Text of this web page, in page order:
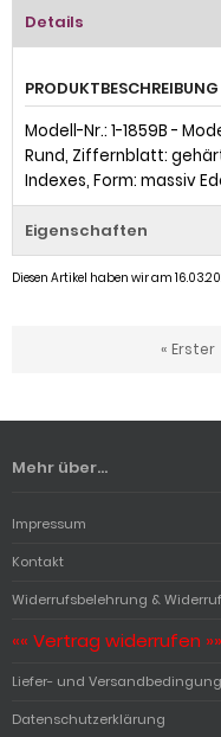
Details
PRODUKTBESCHREIBUNG
Modell-Nr.: 1-1859B -
Rund, Ziffernblatt:
Indexes, Form: massiv
Eigenschaften
Diesen Artikel haben wir am
« Erster
Mehr über...
Impressum
Kontakt
Widerrufsbelehrung &
«« Vertrag widerrufen »»
Liefer- und
Datenschutzerklärung